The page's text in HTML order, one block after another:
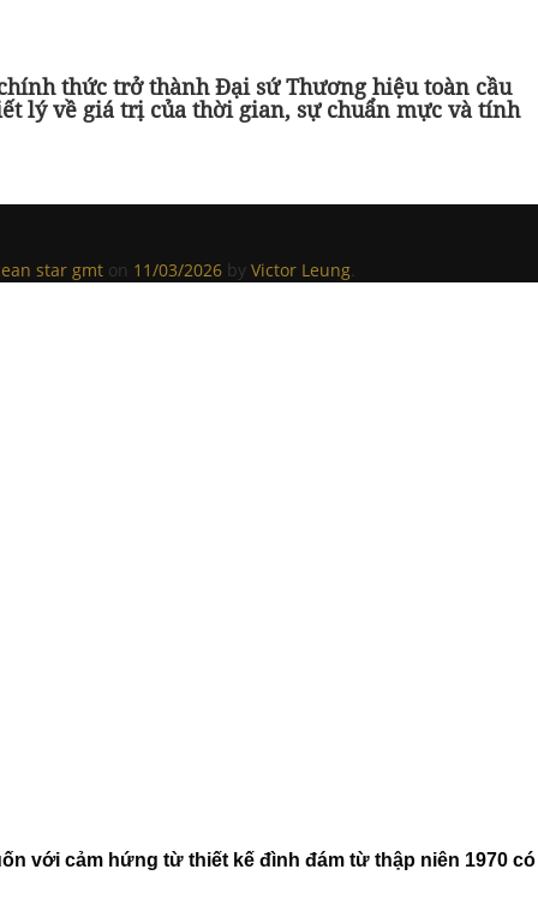
thức trở thành Đại sứ Thương hiệu toàn cầu
lý về giá trị của thời gian, sự chuẩn mực và tính
star gmt on 11/03/2026 by Victor Leung.
với cảm hứng từ thiết kế đình đám từ thập niên 1970 có